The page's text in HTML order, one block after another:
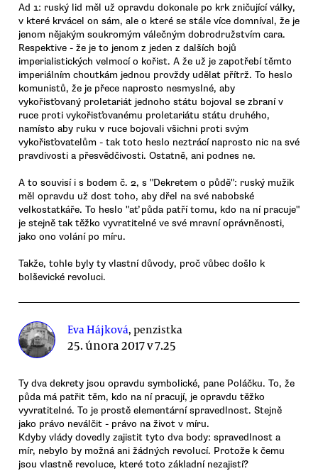
Ad 1: ruský lid měl už opravdu dokonale po krk zničující války,
v které krvácel on sám, ale o které se stále více domníval, že je
jenom nějakým soukromým válečným dobrodružstvím cara.
Respektive - že je to jenom z jeden z dalších bojů
imperialistických velmocí o kořist. A že už je zapotřebí těmto
imperiálním choutkám jednou provždy udělat přítrž. To heslo
komunistů, že je přece naprosto nesmyslné, aby
vykořisťovaný proletariát jednoho státu bojoval se zbraní v
ruce proti vykořisťovanému proletariátu státu druhého,
namísto aby ruku v ruce bojovali všichni proti svým
vykořisťovatelům - tak toto heslo neztrácí naprosto nic na své
pravdivosti a přesvědčivosti. Ostatně, ani podnes ne.
A to souvisí i s bodem č. 2, s "Dekretem o půdě": ruský mužik
měl opravdu už dost toho, aby dřel na své nabobské
velkostatkáře. To heslo "ať půda patří tomu, kdo na ní pracuje"
je stejně tak těžko vyvratitelné ve své mravní oprávněnosti,
jako ono volání po míru.
Takže, tohle byly ty vlastní důvody, proč vůbec došlo k
bolševické revoluci.
Eva Hájková, penzistka
25. února 2017 v 7.25
Ty dva dekrety jsou opravdu symbolické, pane Poláčku. To, že
půda má patřit těm, kdo na ní pracují, je opravdu těžko
vyvratitelné. To je prostě elementární spravedlnost. Stejně
jako právo neválčit - právo na život v míru.
Kdyby vlády dovedly zajistit tyto dva body: spravedlnost a
mír, nebylo by možná ani žádných revolucí. Protože k čemu
jsou vlastně revoluce, které toto základní nezajistí?